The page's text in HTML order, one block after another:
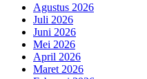
Agustus 2026
Juli 2026
Juni 2026
Mei 2026
April 2026
Maret 2026